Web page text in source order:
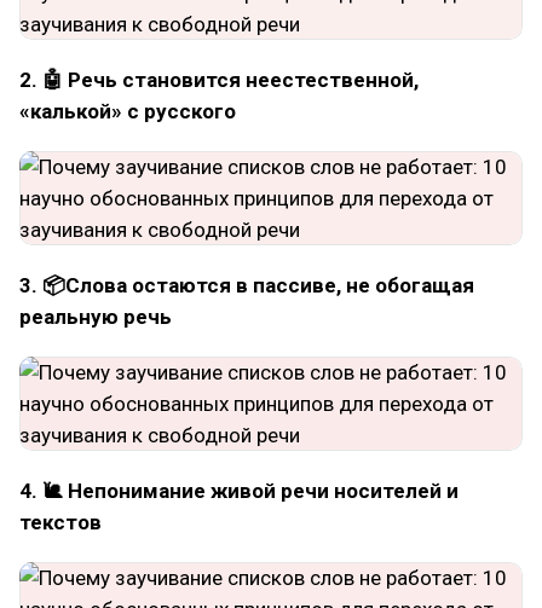
2. 🤖 Речь становится неестественной,
«калькой» с русского
3. 📦Слова остаются в пассиве, не обогащая
реальную речь
4. 🐌 Непонимание живой речи носителей и
текстов